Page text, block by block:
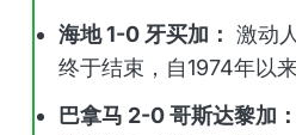
海地 1-0 牙买加： 激动
终于结束，自1974年以
巴拿马 2-0 哥斯达黎加：